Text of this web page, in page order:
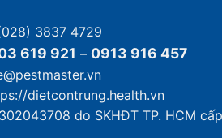
3837 4729
619 921 – 0913 916 457
dietcontrung.health.vn
do SKHĐT TP. HCM